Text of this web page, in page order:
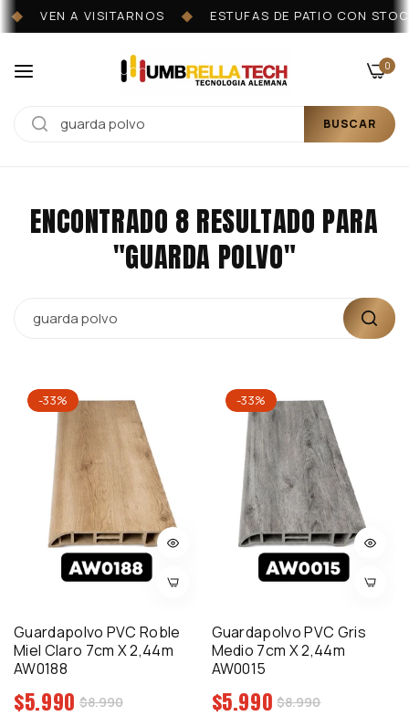
◆ VEN A VISITARNOS ◆ ESTUFAS DE PATIO CON
BUSCAR
0
ENCONTRADO 8 RESULTADO PARA
"GUARDA POLVO"
-33%
Guardapolvo PVC Roble
Miel Claro 7cm X 2,44m
AW0188
Precio
regular
$5.990Precio
$8.990
-33%
Guardapolvo PVC Gris
Medio 7cm X 2,44m
AW0015
Precio
regular
$5.990Precio
$8.990